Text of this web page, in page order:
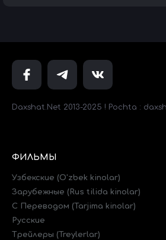
Daxshat.Net 2013-2025 ! Pochta :
ФИЛЬМЫ
Узбекские (O'zbek kinolar)
Зарубежные (Rus tilida kinolar)
C Переводом (Tarjima kinolar)
Русские
Трейлеры (Treylerlar)